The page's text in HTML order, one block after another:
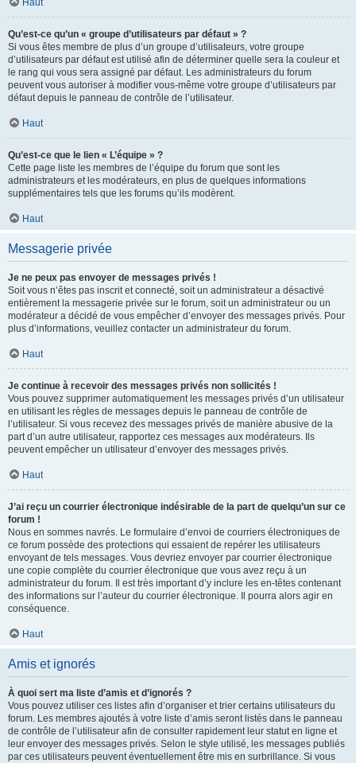
Haut
Qu’est-ce qu’un « groupe d’utilisateurs par défaut » ?
Si vous êtes membre de plus d’un groupe d’utilisateurs, votre groupe
d’utilisateurs par défaut est utilisé afin de déterminer quelle sera la couleur et
le rang qui vous sera assigné par défaut. Les administrateurs du forum
peuvent vous autoriser à modifier vous-même votre groupe d’utilisateurs par
défaut depuis le panneau de contrôle de l’utilisateur.
Haut
Qu’est-ce que le lien « L’équipe » ?
Cette page liste les membres de l’équipe du forum que sont les
administrateurs et les modérateurs, en plus de quelques informations
supplémentaires tels que les forums qu’ils modèrent.
Haut
Messagerie privée
Je ne peux pas envoyer de messages privés !
Soit vous n’êtes pas inscrit et connecté, soit un administrateur a désactivé
entièrement la messagerie privée sur le forum, soit un administrateur ou un
modérateur a décidé de vous empêcher d’envoyer des messages privés. Pour
plus d’informations, veuillez contacter un administrateur du forum.
Haut
Je continue à recevoir des messages privés non sollicités !
Vous pouvez supprimer automatiquement les messages privés d’un utilisateur
en utilisant les règles de messages depuis le panneau de contrôle de
l’utilisateur. Si vous recevez des messages privés de manière abusive de la
part d’un autre utilisateur, rapportez ces messages aux modérateurs. Ils
peuvent empêcher un utilisateur d’envoyer des messages privés.
Haut
J’ai reçu un courrier électronique indésirable de la part de quelqu’un sur ce
forum !
Nous en sommes navrés. Le formulaire d’envoi de courriers électroniques de
ce forum possède des protections qui essaient de repérer les utilisateurs
envoyant de tels messages. Vous devriez envoyer par courrier électronique
une copie complète du courrier électronique que vous avez reçu à un
administrateur du forum. Il est très important d’y inclure les en-têtes contenant
des informations sur l’auteur du courrier électronique. Il pourra alors agir en
conséquence.
Haut
Amis et ignorés
À quoi sert ma liste d’amis et d’ignorés ?
Vous pouvez utiliser ces listes afin d’organiser et trier certains utilisateurs du
forum. Les membres ajoutés à votre liste d’amis seront listés dans le panneau
de contrôle de l’utilisateur afin de consulter rapidement leur statut en ligne et
leur envoyer des messages privés. Selon le style utilisé, les messages publiés
par ces utilisateurs peuvent éventuellement être mis en surbrillance. Si vous